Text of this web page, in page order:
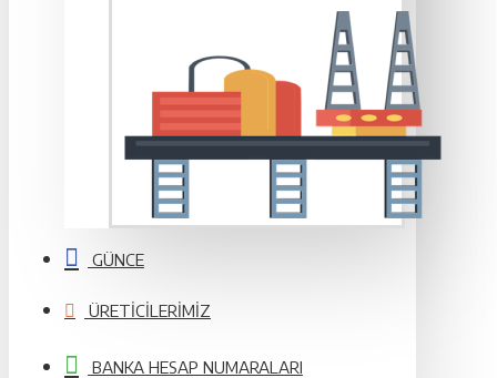
GÜNCE
ÜRETICILERIMIZ
BANKA HESAP NUMARALARI